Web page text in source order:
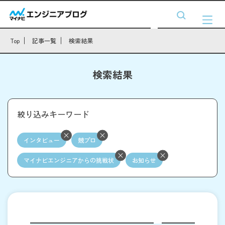
Top 記事一覧 検索結果
検索結果
絞り込みキーワード
インタビュー 競プロ
マイナビエンジニアからの挑戦状 お知らせ